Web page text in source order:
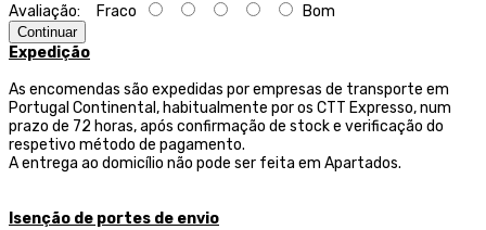
Avaliação: Fraco Bom
Continuar
Expedição
As encomendas são expedidas por empresas de transporte em
Portugal Continental, habitualmente por os CTT Expresso,num
prazo de 72 horas, após confirmação de stock e verificação do
respetivo método de pagamento.
A entrega ao domicílio não pode ser feita em Apartados.
Isenção de portes de envio